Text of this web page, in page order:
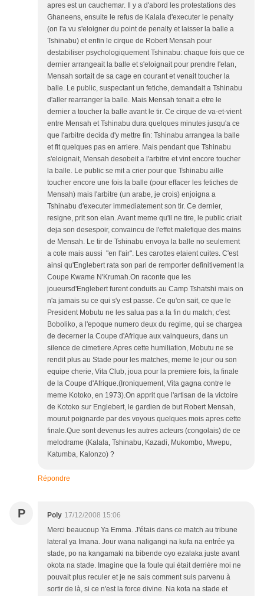
apres est un cauchemar. Il y a d'abord les protestations des
Ghaneens, ensuite le refus de Kalala d'executer le penalty
(on l'a vu s'eloigner du point de penalty et laisser la balle a
Tshinabu) et enfin le cirque de Robert Mensah pour
destabiliser psychologiquement Tshinabu: chaque fois que ce
dernier arrangeait la balle et s'eloignait pour prendre l'elan,
Mensah sortait de sa cage en courant et venait toucher la
balle. Le public, suspectant un fetiche, demandait a Tshinabu
d'aller rearranger la balle. Mais Mensah tenait a etre le
dernier a toucher la balle avant le tir. Ce cirque de va-et-vient
entre Mensah et Tshinabu dura quelques minutes jusqu'a ce
que l'arbitre decida d'y mettre fin: Tshinabu arrangea la balle
et fit quelques pas en arriere. Mais pendant que Tshinabu
s'eloignait, Mensah desobeit a l'arbitre et vint encore toucher
la balle. Le public se mit a crier pour que Tshinabu aille
toucher encore une fois la balle (pour effacer les fetiches de
Mensah) mais l'arbitre (un arabe, je crois) enjoigna a
Tshinabu d'executer immediatement son tir. Ce dernier,
resigne, prit son elan. Avant meme qu'il ne tire, le public criait
deja son desespoir, convaincu de l'effet malefique des mains
de Mensah. Le tir de Tshinabu envoya la balle no seulement
a cote mais aussi "en l'air". Les carottes etaient cuites. C'est
ainsi qu'Englebert rata son pari de remporter definitivement la
Coupe Kwame N'Krumah.On raconte que les
joueursd'Englebert furent conduits au Camp Tshatshi mais on
n'a jamais su ce qui s'y est passe. Ce qu'on sait, ce que le
President Mobutu ne les salua pas a la fin du match; c'est
Boboliko, a l'epoque numero deux du regime, qui se chargea
de decerner la Coupe d'Afrique aux vainqueurs, dans un
silence de cimetiere.Apres cette humiliation, Mobutu ne se
rendit plus au Stade pour les matches, meme le jour ou son
equipe cherie, Vita Club, joua pour la premiere fois, la finale
de la Coupe d'Afrique.(Ironiquement, Vita gagna contre le
meme Kotoko, en 1973).On apprit que l'artisan de la victoire
de Kotoko sur Englebert, le gardien de but Robert Mensah,
mourut poignarde par des voyous quelques mois apres cette
finale.Que sont devenus les autres acteurs (congolais) de ce
melodrame (Kalala, Tshinabu, Kazadi, Mukombo, Mwepu,
Katumba, Kalonzo) ?
Répondre
P Poly 17/12/2008 15:06
Merci beaucoup Ya Emma. J'étais dans ce match au tribune
lateral ya Imana. Jour wana naligangi na kufa na entrée ya
stade, po na kangamaki na bibende oyo ezalaka juste avant
okota na stade. Imagine que la foule qui était derrière moi ne
pouvait plus reculer et je ne sais comment suis parvenu à
sortir de là, si ce n'est la force divine. Na kota na stade et